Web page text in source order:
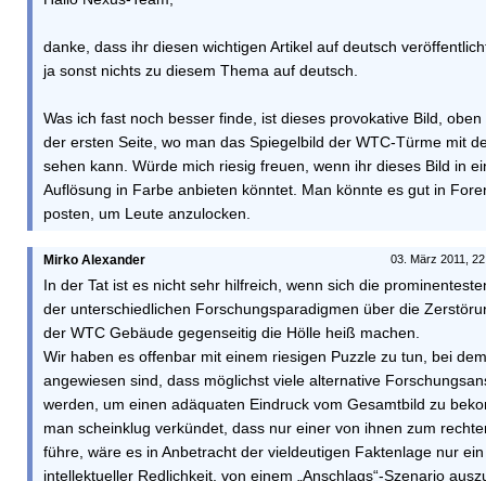
danke, dass ihr diesen wichtigen Artikel auf deutsch
ja sonst nichts zu diesem Thema auf deutsch.
Was ich fast noch besser finde, ist dieses provokative Bild,
der ersten Seite, wo man das Spiegelbild der WTC-Türme mit
sehen kann. Würde mich riesig freuen, wenn ihr dieses Bild in
Auflösung in Farbe anbieten könntet. Man könnte es gut in
posten, um Leute anzulocken.
03. März 2011,
Mirko Alexander
In der Tat ist es nicht sehr hilfreich, wenn sich die
der unterschiedlichen Forschungsparadigmen über die
der WTC Gebäude gegenseitig die Hölle heiß machen.
Wir haben es offenbar mit einem riesigen Puzzle zu tun, bei
angewiesen sind, dass möglichst viele alternative
werden, um einen adäquaten Eindruck vom Gesamtbild zu
man scheinklug verkündet, dass nur einer von ihnen zum
führe, wäre es in Anbetracht der vieldeutigen Faktenlage nur
intellektueller Redlichkeit, von einem „Anschlags“-Szenario